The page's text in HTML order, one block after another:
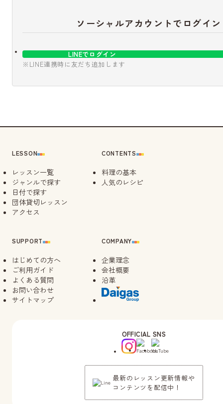
ソーシャルアカウントでログイン
LINEでログイン
※LINE連携時に友だち追加します
LESSON
レッスン一覧
ジャンルで探す
日付で探す
団体貸切レッスン
アクセス
SUPPORT
はじめての方へ
ご利用ガイド
よくある質問
お問い合わせ
サイトマップ
CONTENTS
料理の基本
人気のレシピ
COMPANY
企業理念
会社概要
沿革
OFFICIAL SNS
最新のレッスン更新情報や
コンテンツを配信中！